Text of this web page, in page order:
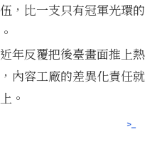
，比一支只有冠軍光環的
年反覆把後臺畫面推上熱
內容工廠的差異化責任就
。